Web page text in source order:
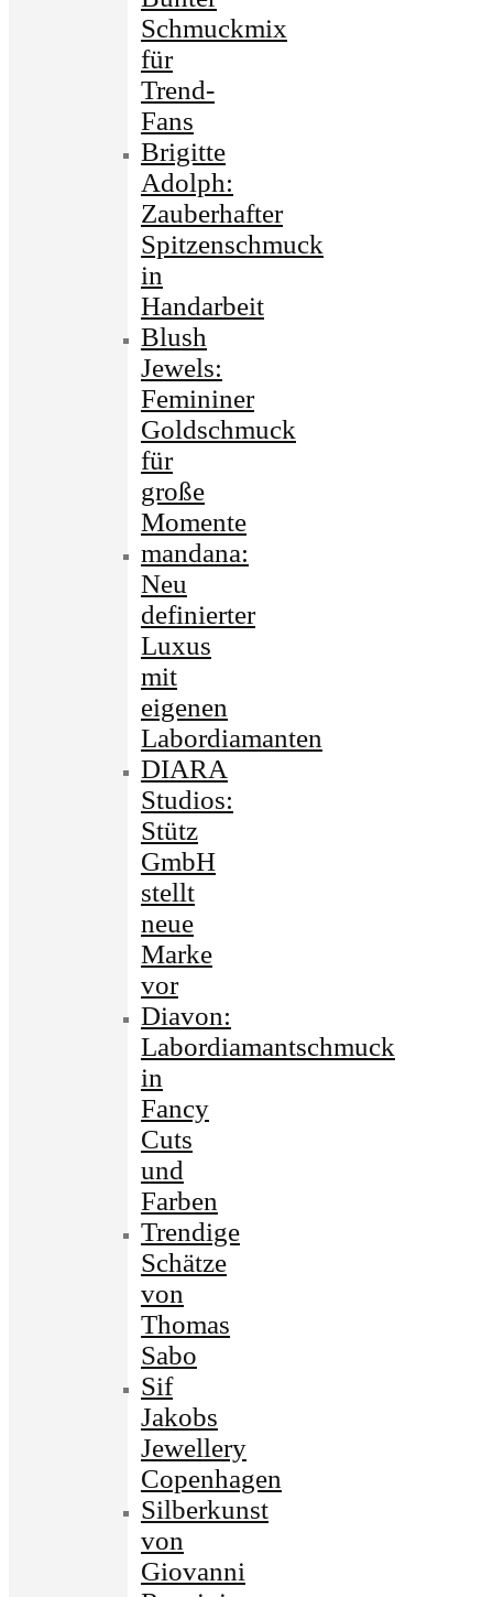
Schmuckmix
für
Trend-
Fans
Brigitte
Adolph:
Zauberhafter
Spitzenschmuck
in
Handarbeit
Blush
Jewels:
Femininer
Goldschmuck
für
große
Momente
mandana:
Neu
definierter
Luxus
mit
eigenen
Labordiamanten
DIARA
Studios:
Stütz
GmbH
stellt
neue
Marke
vor
Diavon:
Labordiamantschmuck
in
Fancy
Cuts
und
Farben
Trendige
Schätze
von
Thomas
Sabo
Sif
Jakobs
Jewellery
Copenhagen
Silberkunst
von
Giovanni